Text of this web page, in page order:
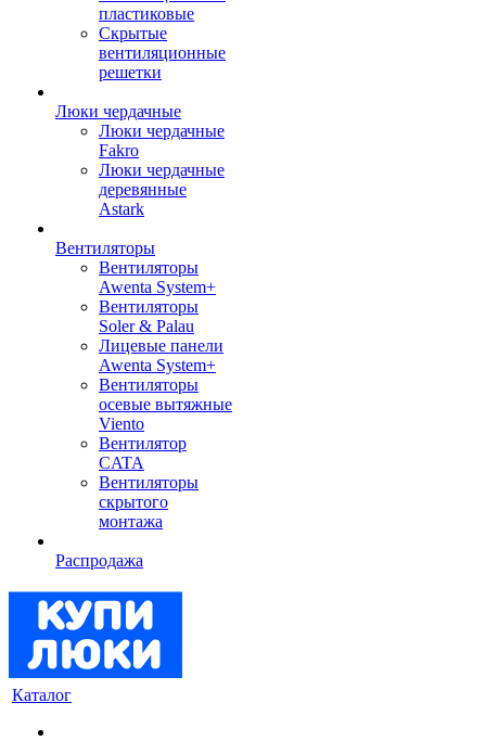
пластиковые
Скрытые
вентиляционные
решетки
Люки чердачные
Люки чердачные
Fakro
Люки чердачные
деревянные
Astark
Вентиляторы
Вентиляторы
Awenta System+
Вентиляторы
Soler & Palau
Лицевые панели
Awenta System+
Вентиляторы
осевые вытяжные
Viento
Вентилятор
CATA
Вентиляторы
скрытого
монтажа
Распродажа
Каталог